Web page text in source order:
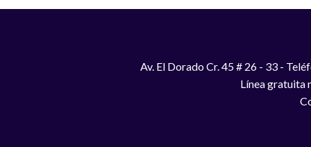
Av. El Dorado Cr. 45 # 26 - 33 -
Línea gratuita